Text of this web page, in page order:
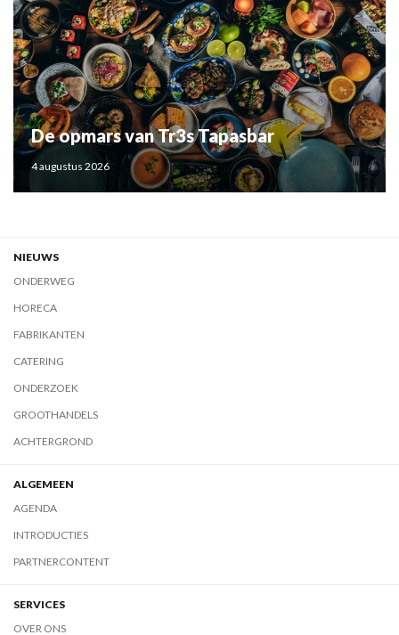
De opmars van Tr3s Tapasbar
4 augustus 2026
NIEUWS
ONDERWEG
HORECA
FABRIKANTEN
CATERING
ONDERZOEK
GROOTHANDELS
ACHTERGROND
ALGEMEEN
AGENDA
INTRODUCTIES
PARTNERCONTENT
SERVICES
OVER ONS